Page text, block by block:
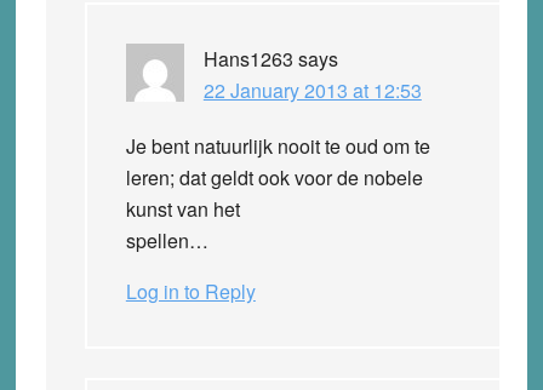
Hans1263 says
22 January 2013 at 12:53
Je bent natuurlijk nooit te oud om te
leren; dat geldt ook voor de nobele
kunst van het
spellen…
Log in to Reply